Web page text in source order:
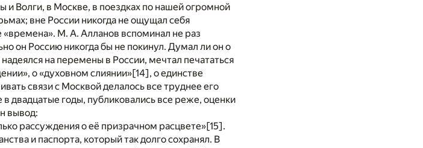
и Волги, в Москве, в поездках по нашей огромной
вне России никогда не ощущал себя
«времена». М. А. Алланов вспоминал не раз
он Россию никогда бы не покинул. Думал ли он о
на перемены в России, мечтал печататься
о «духовном слиянии»[14], о единстве
связи с Москвой делалось все труднее его
в двадцатые годы, публиковались все реже, оценки
вывод:
рассуждения о её призрачном расцвете»[15].
и паспорта, который так долго сохранял. В